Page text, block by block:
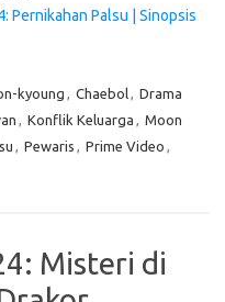
Pernikahan Palsu | Sinopsis
kyoung , Chaebol, Drama
, Konflik Keluarga , Moon
, Pewaris , Prime Video ,
Misteri di